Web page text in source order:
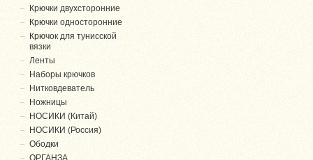
Крючки двухсторонние
Крючки односторонние
Крючок для тунисской
вязки
Ленты
Наборы крючков
Нитковдеватель
Ножницы
НОСИКИ (Китай)
НОСИКИ (Россия)
Ободки
ОРГАНЗА